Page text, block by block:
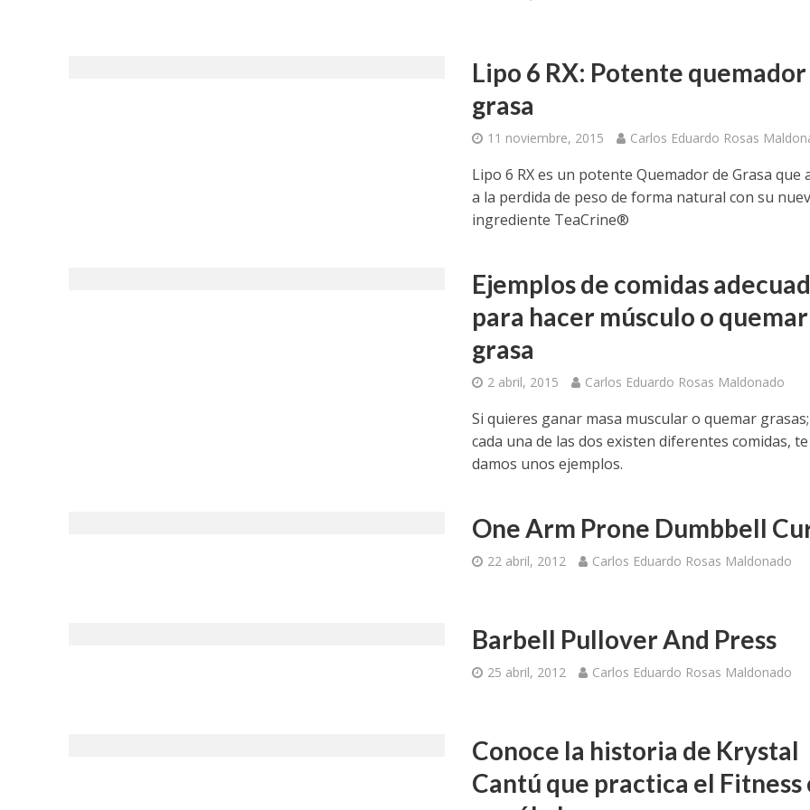
Lipo 6 RX: Potente
grasa
11 noviembre, 2015 Carlos Eduardo Rosas
Lipo 6 RX es un potente Quemador de Grasa que
a la perdida de peso de forma natural con su
ingrediente TeaCrine®
Ejemplos de comidas
para hacer músculo o quemar
grasa
2 abril, 2015 Carlos Eduardo Rosas Maldonado
Si quieres ganar masa muscular o quemar
cada una de las dos existen diferentes comidas, te
damos unos ejemplos.
One Arm Prone Dumbbell
22 abril, 2012 Carlos Eduardo Rosas Maldonado
Barbell Pullover And Press
25 abril, 2012 Carlos Eduardo Rosas Maldonado
Conoce la historia de Krystal
Cantú que practica el Fitness